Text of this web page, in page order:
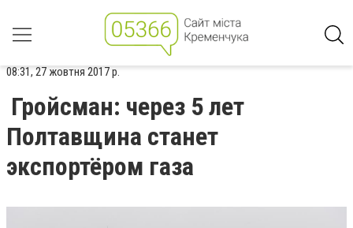
08:31, 27 жовтня 2017 р.
Гройсман: через 5 лет
Полтавщина станет
экспортёром газа